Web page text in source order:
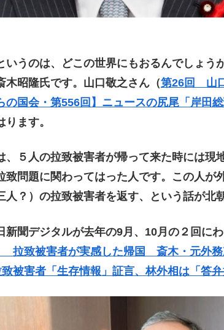
うのは、どこの世界にもおるんでしょう
木昭隆氏です。山口敬之さん（第26回 山
の国会・第556回】ニュースの尻尾「岸田
ます。
５人の拉致被害者が帰って来た時には現
致問題に関わってはった人です。この人が
人？）の拉致被害者を返す、という話が北
聞デジタルが去年の9月、10月の２回にわ
拉致被害者が実感した帰国 斎木・元外務
被害者「生存情報」証言、林外相は「答弁